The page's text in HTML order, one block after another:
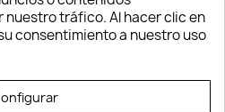
- 2026
tráfico. Al hacer clic en
consentimiento a nuestro uso